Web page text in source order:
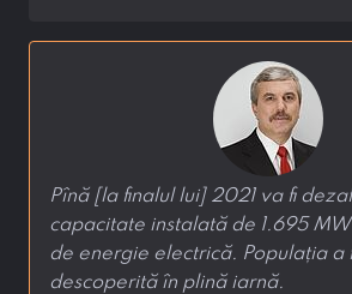
Pînă [la finalul lui] 2021 va fi
capacitate instalată de 1.695
de energie electrică. Populația a
descoperită în plină iarnă.